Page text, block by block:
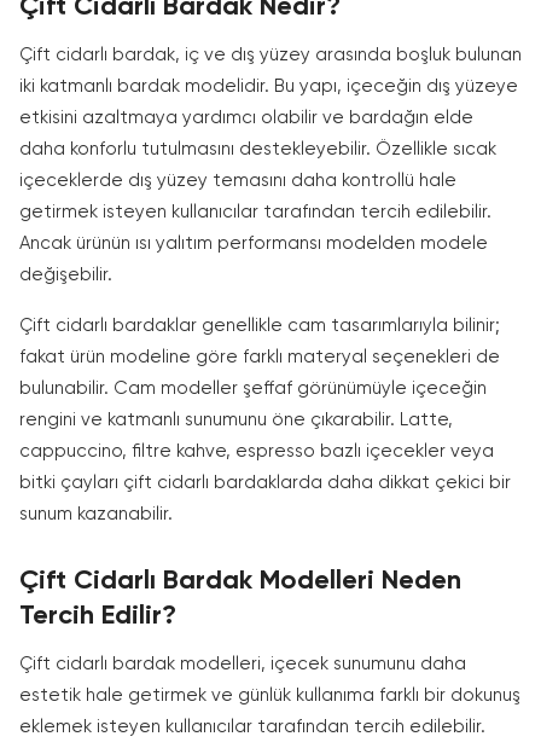
Çift Cidarlı Bardak Nedir?
Çift cidarlı bardak, iç ve dış yüzey arasında boşluk bulunan
iki katmanlı bardak modelidir. Bu yapı, içeceğin dış yüzeye
etkisini azaltmaya yardımcı olabilir ve bardağın elde
daha konforlu tutulmasını destekleyebilir. Özellikle sıcak
içeceklerde dış yüzey temasını daha kontrollü hale
getirmek isteyen kullanıcılar tarafından tercih edilebilir.
Ancak ürünün ısı yalıtım performansı modelden modele
değişebilir.
Çift cidarlı bardaklar genellikle cam tasarımlarıyla bilinir;
fakat ürün modeline göre farklı materyal seçenekleri de
bulunabilir. Cam modeller şeffaf görünümüyle içeceğin
rengini ve katmanlı sunumunu öne çıkarabilir. Latte,
cappuccino, filtre kahve, espresso bazlı içecekler veya
bitki çayları çift cidarlı bardaklarda daha dikkat çekici bir
sunum kazanabilir.
Çift Cidarlı Bardak Modelleri Neden
Tercih Edilir?
Çift cidarlı bardak modelleri, içecek sunumunu daha
estetik hale getirmek ve günlük kullanıma farklı bir dokunuş
eklemek isteyen kullanıcılar tarafından tercih edilebilir.